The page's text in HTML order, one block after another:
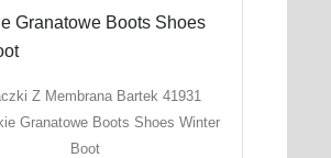
Z Membrana Bartek 41931
Granatowe Boots Shoes Winter
Boot